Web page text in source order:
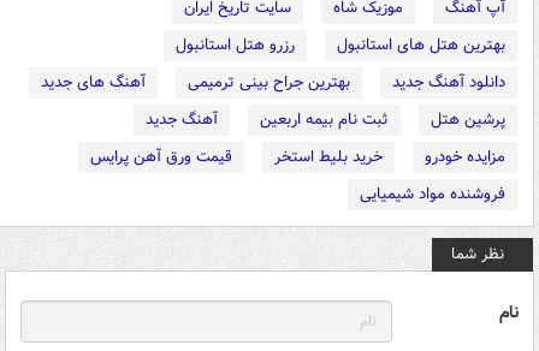
آپ آهنگ موزیک شاه
سایت تاریخ ایران
بهترین هتل های استانبول
رزرو هتل استانبول
دانلود آهنگ جدید
بهترین جراح بینی ترمیمی
آهنگ های جدید
پرشین هتل
ثبت نام بیمه اربعین
آهنگ جدید
مزایده خودرو
خرید بلیط استخر
قیمت ورق آهن پرایس
فروشنده مواد شیمیایی
نظر شما
نام